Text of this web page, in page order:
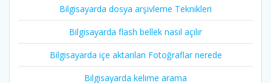
Bilgisayarda dosya arşivleme Teknikleri
Bilgisayarda flash bellek nasıl açılır
Bilgisayarda içe aktarılan Fotoğraflar nerede
Bilgisayarda kelime arama